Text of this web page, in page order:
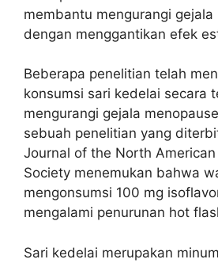
membantu mengurangi gejala
dengan menggantikan efek
Beberapa penelitian telah
konsumsi sari kedelai secara
mengurangi gejala
sebuah penelitian yang
Journal of the North
Society menemukan bahwa
mengonsumsi 100 mg
mengalami penurunan hot
Sari kedelai merupakan